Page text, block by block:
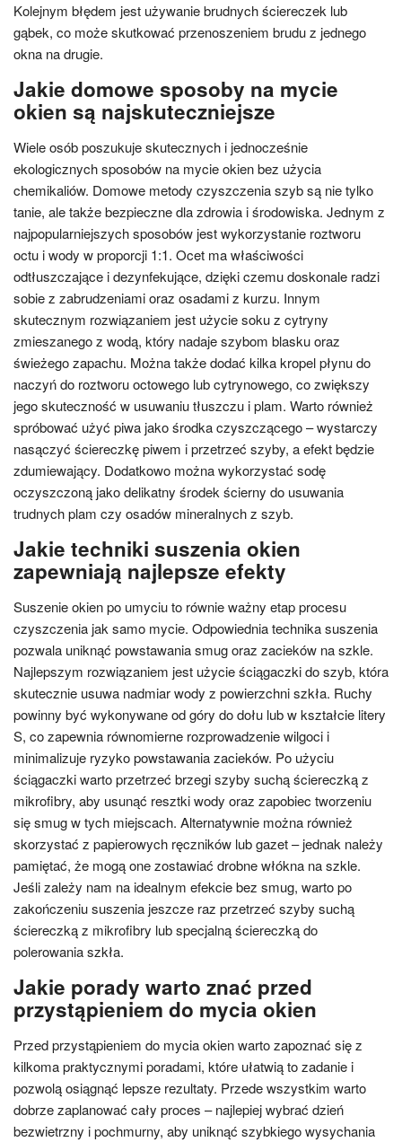
Kolejnym błędem jest używanie brudnych ściereczek lub
gąbek, co może skutkować przenoszeniem brudu z jednego
okna na drugie.
Jakie domowe sposoby na mycie
okien są najskuteczniejsze
Wiele osób poszukuje skutecznych i jednocześnie
ekologicznych sposobów na mycie okien bez użycia
chemikaliów. Domowe metody czyszczenia szyb są nie tylko
tanie, ale także bezpieczne dla zdrowia i środowiska. Jednym z
najpopularniejszych sposobów jest wykorzystanie roztworu
octu i wody w proporcji 1:1. Ocet ma właściwości
odtłuszczające i dezynfekujące, dzięki czemu doskonale radzi
sobie z zabrudzeniami oraz osadami z kurzu. Innym
skutecznym rozwiązaniem jest użycie soku z cytryny
zmieszanego z wodą, który nadaje szybom blasku oraz
świeżego zapachu. Można także dodać kilka kropel płynu do
naczyń do roztworu octowego lub cytrynowego, co zwiększy
jego skuteczność w usuwaniu tłuszczu i plam. Warto również
spróbować użyć piwa jako środka czyszczącego – wystarczy
nasączyć ściereczkę piwem i przetrzeć szyby, a efekt będzie
zdumiewający. Dodatkowo można wykorzystać sodę
oczyszczoną jako delikatny środek ścierny do usuwania
trudnych plam czy osadów mineralnych z szyb.
Jakie techniki suszenia okien
zapewniają najlepsze efekty
Suszenie okien po umyciu to równie ważny etap procesu
czyszczenia jak samo mycie. Odpowiednia technika suszenia
pozwala uniknąć powstawania smug oraz zacieków na szkle.
Najlepszym rozwiązaniem jest użycie ściągaczki do szyb, która
skutecznie usuwa nadmiar wody z powierzchni szkła. Ruchy
powinny być wykonywane od góry do dołu lub w kształcie litery
S, co zapewnia równomierne rozprowadzenie wilgoci i
minimalizuje ryzyko powstawania zacieków. Po użyciu
ściągaczki warto przetrzeć brzegi szyby suchą ściereczką z
mikrofibry, aby usunąć resztki wody oraz zapobiec tworzeniu
się smug w tych miejscach. Alternatywnie można również
skorzystać z papierowych ręczników lub gazet – jednak należy
pamiętać, że mogą one zostawiać drobne włókna na szkle.
Jeśli zależy nam na idealnym efekcie bez smug, warto po
zakończeniu suszenia jeszcze raz przetrzeć szyby suchą
ściereczką z mikrofibry lub specjalną ściereczką do
polerowania szkła.
Jakie porady warto znać przed
przystąpieniem do mycia okien
Przed przystąpieniem do mycia okien warto zapoznać się z
kilkoma praktycznymi poradami, które ułatwią to zadanie i
pozwolą osiągnąć lepsze rezultaty. Przede wszystkim warto
dobrze zaplanować cały proces – najlepiej wybrać dzień
bezwietrzny i pochmurny, aby uniknąć szybkiego wysychania